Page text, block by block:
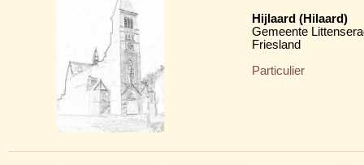
Hijlaard (Hilaard)
Gemeente
Friesland
Particulier